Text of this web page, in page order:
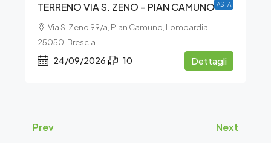
ASTA
TERRENO VIA S. ZENO – PIAN CAMUNO
Via S. Zeno 99/a, Pian Camuno, Lombardia,
25050, Brescia
24/09/2026 10 Dettagli
Prev Next